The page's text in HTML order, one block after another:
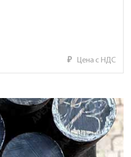
₽ Цена с НДС